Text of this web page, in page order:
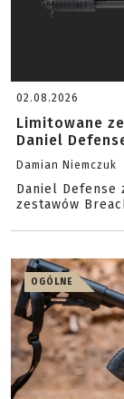
02.08.2026
Limitowane
Daniel
Damian Niemczuk
Daniel Defense
zestawów
OGÓLNE